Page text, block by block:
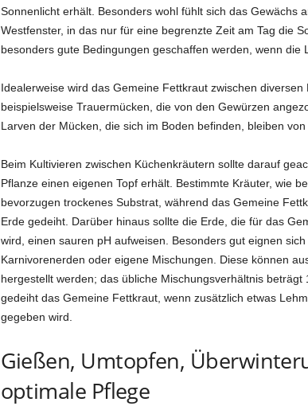
Sonnenlicht erhält. Besonders wohl fühlt sich das
Westfenster, in das nur für eine begrenzte Zeit am Tag die
besonders gute Bedingungen geschaffen werden, wenn
Idealerweise wird das Gemeine Fettkraut zwischen
beispielsweise Trauermücken, die von den Gewürzen
Larven der Mücken, die sich im Boden befinden, bleiben
Beim Kultivieren zwischen Küchenkräutern sollte darauf
Pflanze einen eigenen Topf erhält. Bestimmte Kräuter, wie
bevorzugen trockenes Substrat, während das Gemeine
Erde gedeiht. Darüber hinaus sollte die Erde, die für das
wird, einen sauren pH aufweisen. Besonders gut eignen
Karnivorenerden oder eigene Mischungen. Diese können
hergestellt werden; das übliche Mischungsverhältnis beträgt
gedeiht das Gemeine Fettkraut, wenn zusätzlich etwas
gegeben wird.
Gießen, Umtopfen,
optimale Pflege